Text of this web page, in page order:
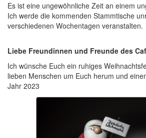
Es ist eine ungewöhnliche Zeit an einem
Ich werde die kommenden Stammtische
verschiedenen Wochentagen veranstalten.
Liebe Freundinnen und Freunde des
Ich wünsche Euch ein ruhiges
lieben Menschen um Euch herum und
Jahr 2023